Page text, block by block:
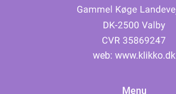
web: www.klikko.dk
Menu